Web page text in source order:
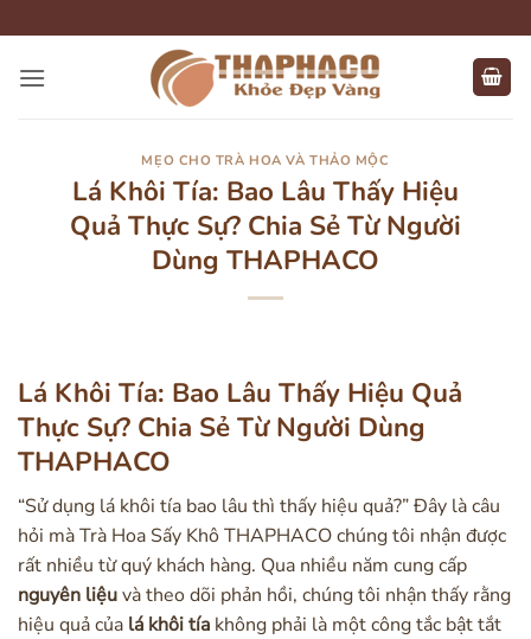
qua
nội
MẸO CHO TRÀ HOA VÀ THẢO MỘC
Lá Khôi Tía: Bao Lâu Thấy Hiệu
Quả Thực Sự? Chia Sẻ Từ Người
Dùng THAPHACO
Lá Khôi Tía: Bao Lâu Thấy Hiệu Quả
Thực Sự? Chia Sẻ Từ Người Dùng
THAPHACO
“Sử dụng lá khôi tía bao lâu thì thấy hiệu quả?” Đây là câu
hỏi mà Trà Hoa Sấy Khô THAPHACO chúng tôi nhận được
rất nhiều từ quý khách hàng. Qua nhiều năm cung cấp
nguyên liệuvà theo dõi phản hồi, chúng tôi nhận thấy rằng
hiệu quả của lá khôi tía không phải là một công tắc bật tắt